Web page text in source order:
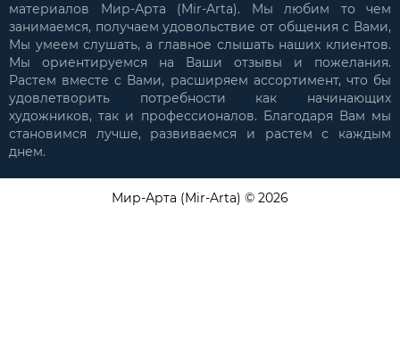
материалов Мир-Арта (Mir-Arta). Мы любим то чем
занимаемся, получаем удовольствие от общения с Вами,
Мы умеем слушать, а главное слышать наших клиентов.
Мы ориентируемся на Ваши отзывы и пожелания.
Растем вместе с Вами, расширяем ассортимент, что бы
удовлетворить потребности как начинающих
художников, так и профессионалов. Благодаря Вам мы
становимся лучше, развиваемся и растем с каждым
днем.
Мир-Арта (Mir-Arta) © 2026